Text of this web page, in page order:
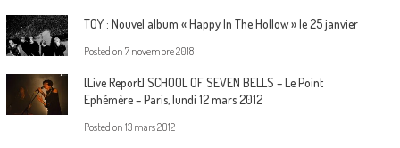
TOY : Nouvel album « Happy In The Hollow » le 25 janvier
Posted on 7 novembre 2018
[Live Report] SCHOOL OF SEVEN BELLS – Le Point
Ephémère – Paris, lundi 12 mars 2012
Posted on 13 mars 2012